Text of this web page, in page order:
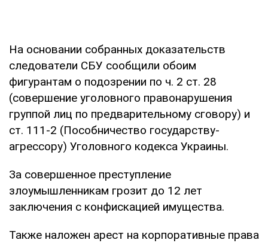
На основании собранных доказательств
следователи СБУ сообщили обоим
фигурантам о подозрении по ч. 2 ст. 28
(совершение уголовного правонарушения
группой лиц по предварительному сговору) и
ст. 111-2 (Пособничество государству-
агрессору) Уголовного кодекса Украины.
За совершенное преступление
злоумышленникам грозит до 12 лет
заключения с конфискацией имущества.
Также наложен арест на корпоративные права